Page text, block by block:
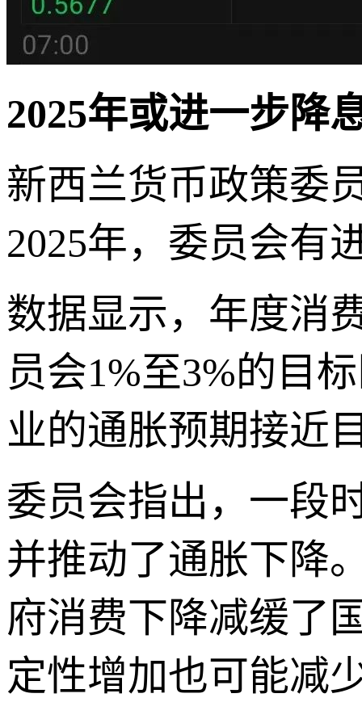
2025年或进一步降
新西兰货币政策委
2025年，委员会有
数据显示，年度消
员会1%至3%的目
业的通胀预期接近
委员会指出，一段
并推动了通胀下降
府消费下降减缓了
定性增加也可能减